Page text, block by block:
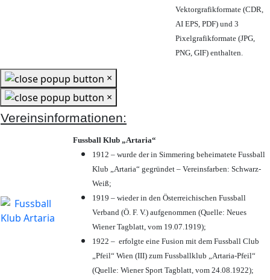
Vektorgrafikformate (CDR,
AI EPS, PDF) und 3
Pixelgrafikformate (JPG,
PNG, GIF) enthalten.
×
×
Vereinsinformationen:
Fussball Klub „Artaria“
1912 – wurde der in Simmering beheimatete Fussball
Klub „Artaria“ gegründet – Vereinsfarben: Schwarz-
Weiß;
1919 – wieder in den Österreichischen Fussball
Verband (Ö. F. V.) aufgenommen (Quelle: Neues
Wiener Tagblatt, vom 19.07.1919);
1922 – erfolgte eine Fusion mit dem Fussball Club
„Pfeil“ Wien (III) zum Fussballklub „Artaria-Pfeil“
(Quelle: Wiener Sport Tagblatt, vom 24.08.1922);